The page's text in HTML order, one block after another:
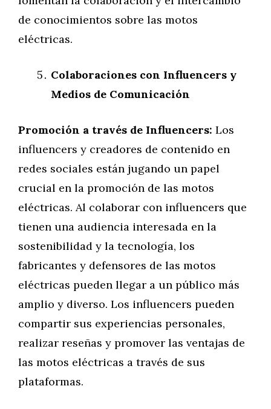
de conocimientos sobre las motos
eléctricas.
Colaboraciones con Influencers y
Medios de Comunicación
Promoción a través de Influencers: Los
influencers y creadores de contenido en
redes sociales están jugando un papel
crucial en la promoción de las motos
eléctricas. Al colaborar con influencers que
tienen una audiencia interesada en la
sostenibilidad y la tecnología, los
fabricantes y defensores de las motos
eléctricas pueden llegar a un público más
amplio y diverso. Los influencers pueden
compartir sus experiencias personales,
realizar reseñas y promover las ventajas de
las motos eléctricas a través de sus
plataformas.